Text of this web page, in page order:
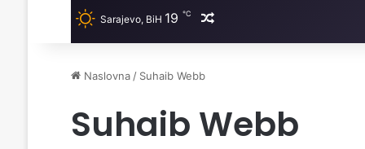
Sarajevo, BiH 19 ℃ Random članak
Naslovna / Suhaib Webb
Suhaib Webb